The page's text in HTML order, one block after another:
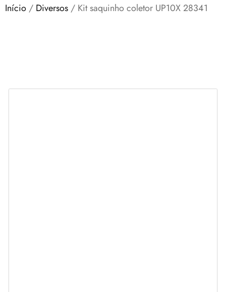
Início / Diversos / Kit saquinho coletor UP10X 28341